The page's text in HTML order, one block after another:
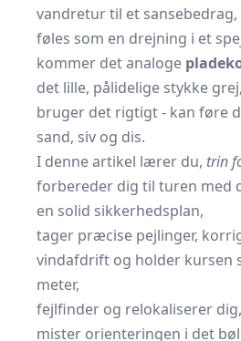
vandretur til et
føles som en drejning i et
kommer det analoge
det lille, pålidelige stykke
bruger det rigtigt - kan føre
sand, siv og dis.
I denne artikel lærer du, trin
forbereder dig til turen med
en solid sikkerhedsplan,
tager præcise pejlinger,
vindafdrift og holder kursen
meter,
fejlfinder og relokaliserer
mister orienteringen i det